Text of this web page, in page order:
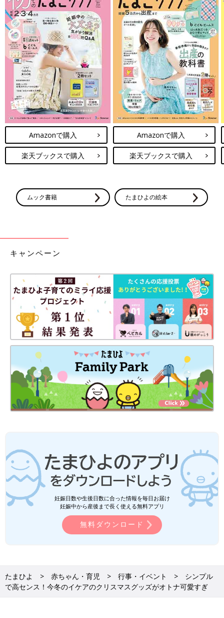
Amazonで購入
楽天ブックスで購入
Amazonで購入
楽天ブックスで購入
ムック書籍 たまひよの絵本
キャンペーン
妊娠日数や生後日数に合った情報を毎日お届け
妊娠中から産後まで長く使える無料アプリ
無料ダウンロード
たまひよ 赤ちゃん・育児 行事・イベント
シンプル
で高センス！今冬のイケアのクリスマスグッズがオトナ可愛すぎ